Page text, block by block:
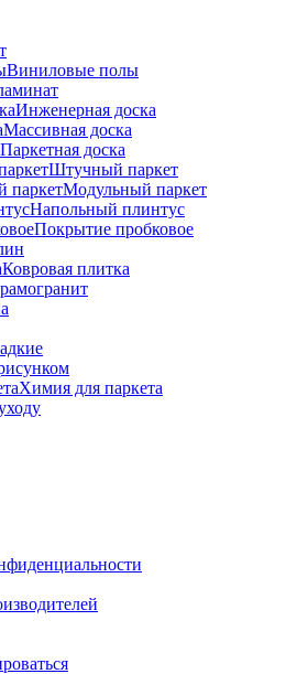
Виниловые полы
Инженерная доска
Массивная доска
Паркетная доска
Штучный паркет
Модульный паркет
Напольный плинтус
Покрытие пробковое
Ковровая плитка
Химия для паркета